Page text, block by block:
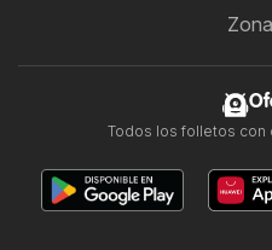
Todos los folletos con